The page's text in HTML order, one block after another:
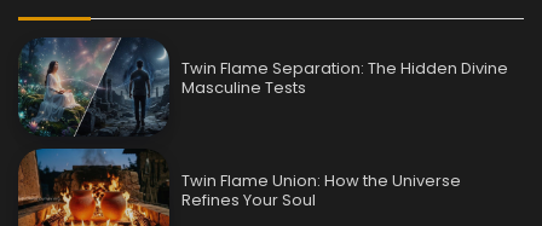
Twin Flame Separation: The Hidden Divine
Masculine Tests
Twin Flame Union: How the Universe
Refines Your Soul